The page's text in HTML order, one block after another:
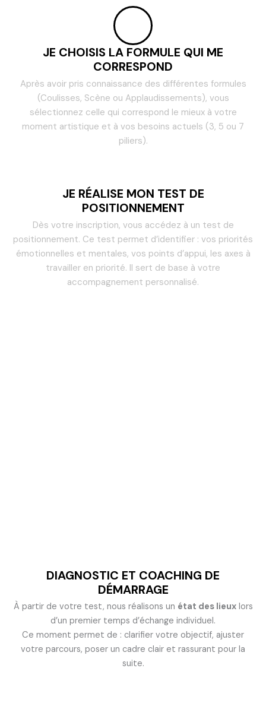
JE CHOISIS LA FORMULE QUI ME
CORRESPOND
Après avoir pris connaissance des différentes formules
(Coulisses, Scène ou Applaudissements), vous
sélectionnez celle qui correspond le mieux à votre
moment artistique et à vos besoins actuels (3, 5 ou 7
piliers).
JE RÉALISE MON TEST DE
POSITIONNEMENT
Dès votre inscription, vous accédez à un test de
positionnement. Ce test permet d’identifier : vos priorités
émotionnelles et mentales, vos points d’appui, les axes à
travailler en priorité. Il sert de base à votre
accompagnement personnalisé.
DIAGNOSTIC ET COACHING DE
DÉMARRAGE
À partir de votre test, nous réalisons un état des lieuxlors
d’un premier temps d’échange individuel.
Ce moment permet de : clarifier votre objectif, ajuster
votre parcours, poser un cadre clair et rassurant pour la
suite.